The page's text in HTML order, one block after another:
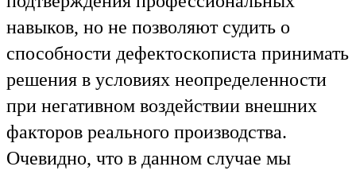
навыков, но не позволяют судить о
способности дефектоскописта принимать
решения в условиях неопределенности
при негативном воздействии внешних
факторов реального производства.
Очевидно, что в данном случае мы